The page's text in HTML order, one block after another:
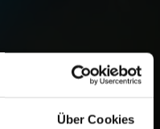
Über Cookies